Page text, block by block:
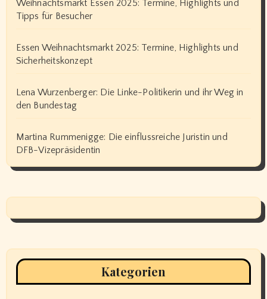
Weihnachtsmarkt Essen 2025: Termine, Highlights und
Tipps für Besucher
Essen Weihnachtsmarkt 2025: Termine, Highlights und
Sicherheitskonzept
Lena Wurzenberger: Die Linke-Politikerin und ihr Weg in
den Bundestag
Martina Rummenigge: Die einflussreiche Juristin und
DFB-Vizepräsidentin
Kategorien